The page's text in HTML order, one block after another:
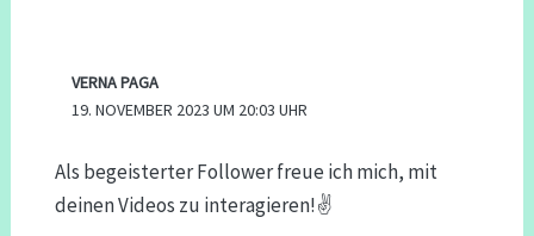
VERNA PAGA
19. NOVEMBER 2023 UM 20:03 UHR
Als begeisterter Follower freue ich mich, mit
deinen Videos zu interagieren!✌️